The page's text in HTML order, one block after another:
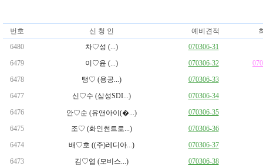
번호 신 청 인 예비견적
6480
차♡성 (...)
070306-31
6479
이♡윤 (...) 070306-32
6478
탱♡ (용공...)
070306-33
6477
신♡수 (삼성SDI...)
070306-34
6476
안♡순 (유앤아이(�...)
070306-35
6475
조♡ (화인썬트로...)
070306-36
6474
배♡호 ((주)레디아...)
070306-37
6473
김♡엽 (모비스...)
070306-38